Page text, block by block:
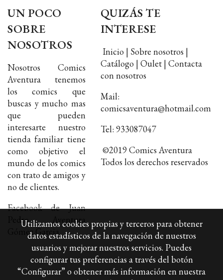
UN POCO
SOBRE
NOSOTROS
Nosotros Comics
Aventura tenemos
los comics que
buscas y mucho mas
que pueden
interesarte nuestro
tienda familiar tiene
como objetivo el
mundo de los comics
con trato de amigos y
no de clientes.
Facebook de Juan
Pedro Aventura
Gómez Garcia
QUIZÁS TE
INTERESE
Inicio | Sobre nosotros |
Catálogo | Oulet | Contacta
con nosotros
Mail:
comicsaventura@hotmail.com
Tel: 933087047
©2019 Comics Aventura
Todos los derechos reservados
Utilizamos cookies propias y terceros para obtener
datos estadísticos de la navegación de nuestros
usuarios y mejorar nuestros servicios. Puedes
configurar tus preferencias a través del botón
“Configurar” o obtener más información en nuestra